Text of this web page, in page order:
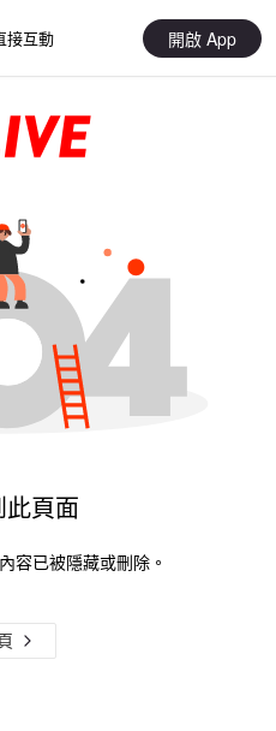
接互動 開啟 App
頁面
容已被隱藏或刪除。